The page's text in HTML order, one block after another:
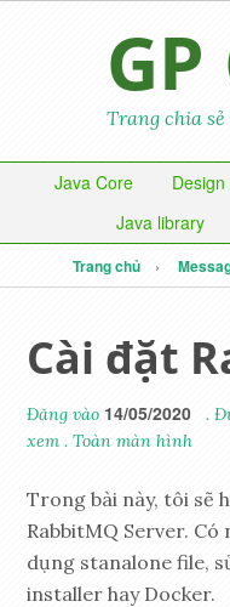
Trang chia
Java Core
Java library
Trang chủ
Cài đặt
Đăng vào 14/05/2020 .
xem .Toàn màn hình
Trong bài này, tôi sẽ
RabbitMQ Server. Có
dụng stanalone file,
installer hay Docker.